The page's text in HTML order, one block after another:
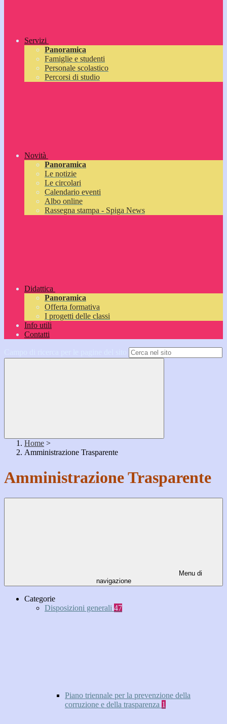
Servizi
Panoramica
Famiglie e studenti
Personale scolastico
Percorsi di studio
Novità
Panoramica
Le notizie
Le circolari
Calendario eventi
Albo online
Rassegna stampa - Spiga News
Didattica
Panoramica
Offerta formativa
I progetti delle classi
Info utili
Contatti
Home >
Amministrazione Trasparente
Amministrazione Trasparente
Menu di
navigazione
Categorie
Disposizioni generali 47
Piano triennale per la prevenzione della
corruzione e della trasparenza 1